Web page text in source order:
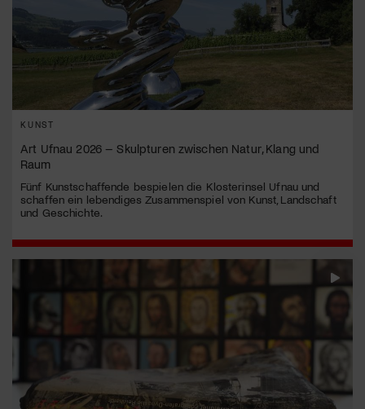
KUNST
Art Ufnau 2026 – Skulpturen zwischen Natur, Klang und
Raum
Fünf Kunstschaffende bespielen die Klosterinsel Ufnau und
schaffen ein lebendiges Zusammenspiel von Kunst, Landschaft
und Geschichte.